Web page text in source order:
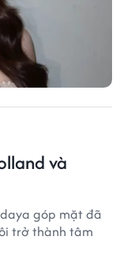
và
góp mặt đã
trở thành tâm